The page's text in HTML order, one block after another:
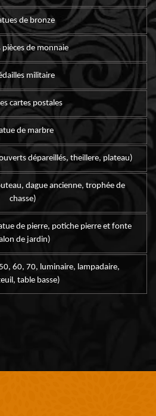
de bronze
pièces de monnaie
militaire
cartes postales
de marbre
dépareillés, theillere, plateau)
dague ancienne, trophée de
chasse)
de pierre, potiche pierre et fonte
de jardin)
60, 70, luminaire, lampadaire,
table basse)